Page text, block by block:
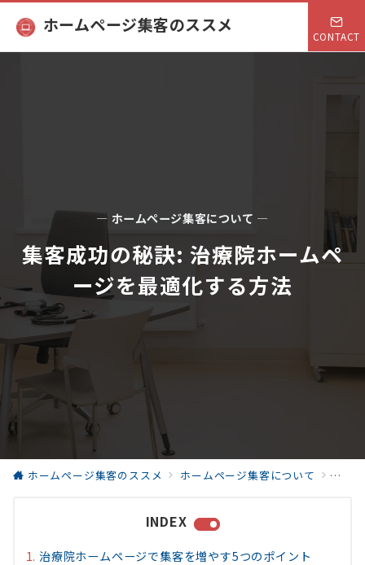
ホームページ集客のススメ
CONTACT
— ホームページ集客について —
集客成功の秘訣: 治療院ホームペ
ージを最適化する方法
ホームページ集客のススメ ホームページ集客について 集客
INDEX
治療院ホームページで集客を増やす5つのポイント